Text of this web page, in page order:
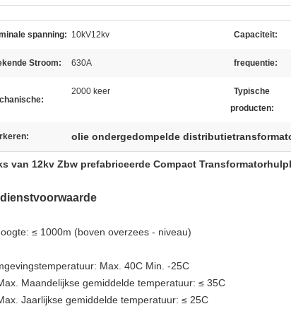
spanning: 10kV12kv Capaciteit:
Stroom: 630A frequentie:
2000 keer
Typische
producten:
olie ondergedompelde
van 12kv Zbw prefabriceerde Compact
≤ 1000m (boven overzees - niveau)
Max. 40C Min. -25C
Maandelijkse gemiddelde temperatuur: ≤ 35C
Jaarlijkse gemiddelde temperatuur: ≤ 25C